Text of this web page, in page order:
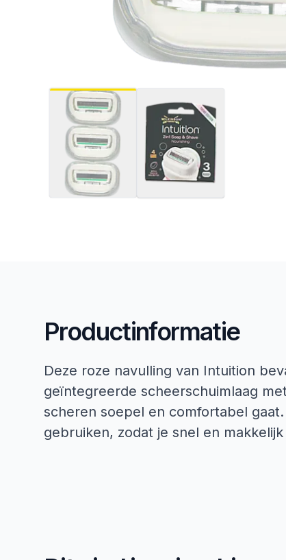
Productinformatie
Deze roze navulling van Intuition
geïntegreerde scheerschuimlaag
scheren soepel en comfortabel
gebruiken, zodat je snel en